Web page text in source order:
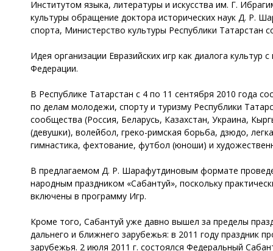
Институтом языка, литературы и искусства им. Г.
культуры обращение доктора исторических наук Д. Р.
спорта, Министерство культуры Республики Татарстан
Идея организации Евразийских игр как диалога культур
Федерации.
В Республике Татарстан с 4 по 11 сентября 2010 года
по делам молодежи, спорту и туризму Республики
сообщества (Россия, Беларусь, Казахстан, Украина,
(девушки), волейбол, греко-римская борьба, дзюдо,
гимнастика, фехтование, футбол (юноши) и
В предлагаемом Д. Р. Шарафутдиновым формате
народным праздником «Сабантуй», поскольку
включены в программу Игр.
Кроме того, Сабантуй уже давно вышел за пределы
дальнего и ближнего зарубежья: в 2011 году праздник
зарубежья. 2 июля 2011 г. состоялся Федеральный